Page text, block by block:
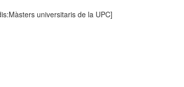
universitaris de la UPC]